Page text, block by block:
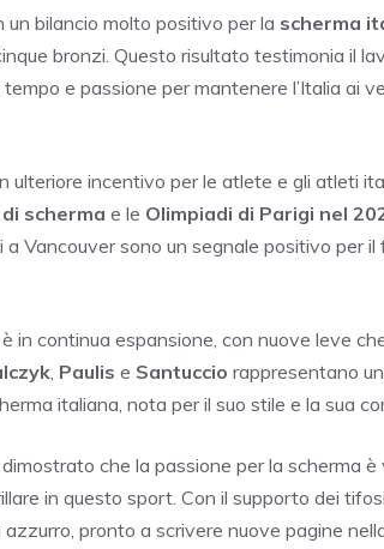
bilancio molto positivo per la scherma
bronzi. Questo risultato testimonia il
e passione per mantenere l’Italia ai
incentivo per le atlete e gli atleti
scherma e le Olimpiadi di Parigi nel
Vancouver sono un segnale positivo per il
è in continua espansione, con nuove leve
Paulis e Santuccio rappresentano
italiana, nota per il suo stile e la sua
che la passione per la scherma
in questo sport. Con il supporto dei
pronto a scrivere nuove pagine